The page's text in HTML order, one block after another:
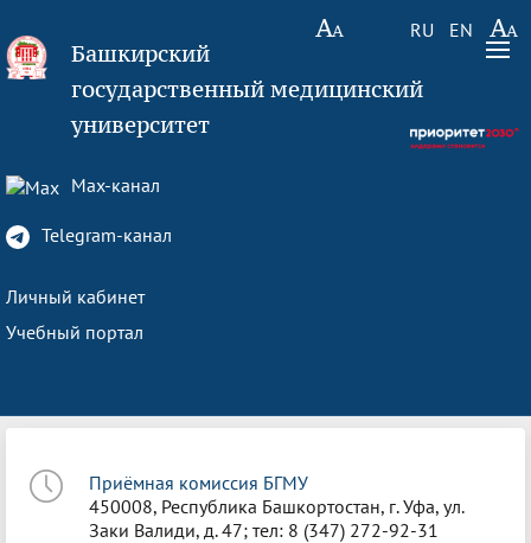
RU EN
Башкирский
государственный медицинский
университет
Max-канал
Telegram-канал
Личный кабинет
Учебный портал
Приёмная комиссия БГМУ
450008, Республика Башкортостан, г. Уфа, ул.
Заки Валиди, д. 47; тел: 8 (347) 272-92-31